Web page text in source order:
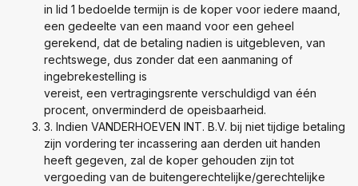
in lid 1 bedoelde termijn is de koper voor iedere maand,
een gedeelte van een maand voor een geheel
gerekend, dat de betaling nadien is uitgebleven, van
rechtswege, dus zonder dat een aanmaning of
ingebrekestelling is
vereist, een vertragingsrente verschuldigd van één
procent, onverminderd de opeisbaarheid.
3. Indien VANDERHOEVEN INT. B.V. bij niet tijdige betaling
zijn vordering ter incassering aan derden uit handen
heeft gegeven, zal de koper gehouden zijn tot
vergoeding van de buitengerechtelijke/gerechtelijke